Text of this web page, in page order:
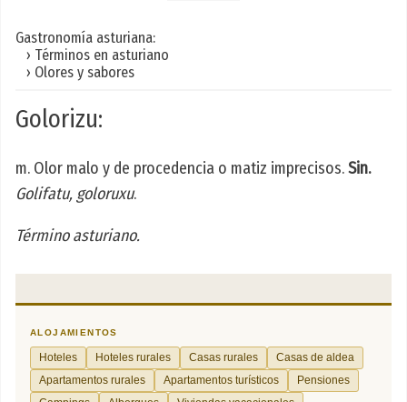
Gastronomía asturiana:
› Términos en asturiano
› Olores y sabores
Golorizu:
m. Olor malo y de procedencia o matiz imprecisos.Sin.
Golifatu, goloruxu.
Término asturiano.